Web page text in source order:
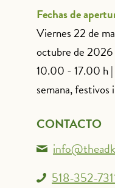
Fechas de
Viernes 22 de
octubre de 2026
10.00 - 17.00 h |
semana, festivos
CONTACTO
518-352-